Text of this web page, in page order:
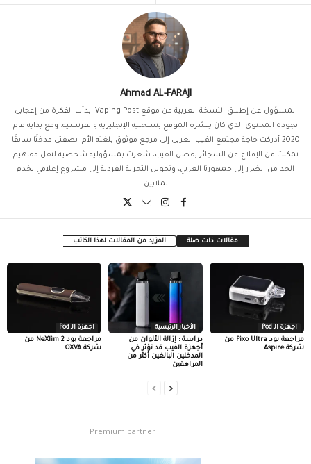
Ahmad AL-FARAJI
المسؤول عن إطلاق النسخة العربية من موقع Vaping Post. بدأت الفكرة من إعجابي
بجودة المحتوى الذي كان ينشره الموقع بنسختيه الإنجليزية والفرنسية. ومع بداية عام
2020 أدركت حاجة مجتمع الفيب العربي إلى مرجع موثوق بلغته الأم. بصفتي مدخنًا سابقًا
تمكنت من الإقلاع عن السجائر بفضل الفيب، شعرت بمسؤولية شخصية لنقل مفاهيم
الحد من الضرر إلى جمهورنا العربي، وتحويل التجربة الفردية إلى مشروع إعلامي يخدم
الملايين.
مقالات ذات صلة المزيد من المقالات لهذا الكاتب
اجهزة الـ Pod
مراجعة بود NeXlim 2 من
شركة OXVA
الأخبار الرئيسية
دراسة : إزالة الألوان من
أجهزة الفيب قد تؤثر في
المدخنين البالغين أكثر من
المراهقين
اجهزة الـ Pod
مراجعة بود Pixo Ultra من
شركة Aspire
Premium partner